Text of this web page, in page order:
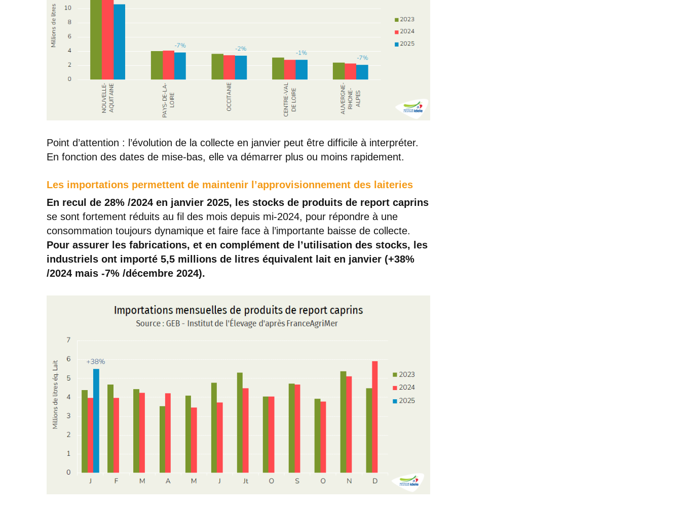
Point d’attention : l’évolution de la collecte en janvier peut être difficile à interpréter.
En fonction des dates de mise-bas, elle va démarrer plus ou moins rapidement.
Les importations permettent de maintenir l’approvisionnement des laiteries
En recul de 28% /2024 en janvier 2025, les stocks de produits de report caprins
se sont fortement réduits au fil des mois depuis mi-2024, pour répondre à une
consommation toujours dynamique et faire face à l’importante baisse de collecte.
Pour assurer les fabrications, et en complément de l’utilisation des stocks, les
industriels ont importé 5,5 millions de litres équivalent lait en janvier (+38%
/2024 mais -7% /décembre 2024).